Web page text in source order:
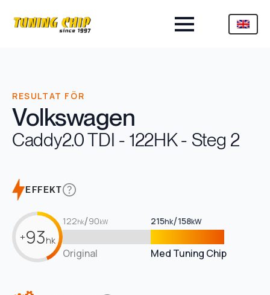
RESULTAT FÖR
Volkswagen
Caddy2.0 TDI - 122HK - Steg 2
EFFEKT
+93hk
122hk/90kW 215hk/158kW
Original Med Tuning Chip